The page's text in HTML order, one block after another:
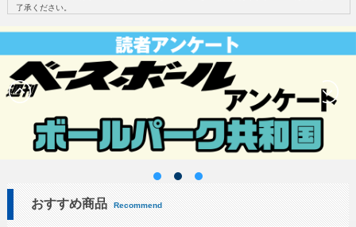
了承ください。
おすすめ商品 Recommend